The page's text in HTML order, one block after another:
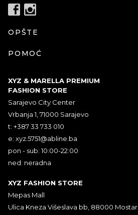
OPŠTE
POMOĆ
XYZ & MARELLA PREMIUM
FASHION STORE
Sarajevo City Center
Vrbanja 1, 71000 Sarajevo
t: +387 33 733 010
e: xyz.5751@abline.ba
pon - sub: 10:00-22:00
ned: neradna
XYZ FASHION STORE
Mepas Mall
Ulica Kneza Višeslava bb, 88000 Mostar